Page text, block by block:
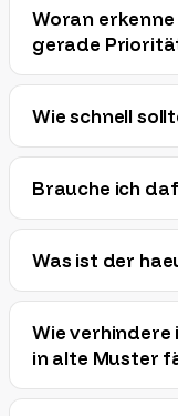
Woran erkenne
gerade
Wie schnell
Brauche ich
Was ist der
Wie verhindere
in alte Muster